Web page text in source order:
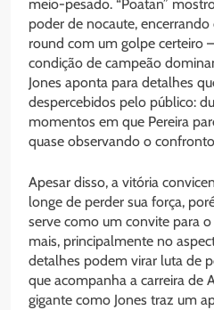
meio-pesado. “Poatan”
poder de nocaute,
round com um golpe certeiro
condição de campeão
Jones aponta para detalhes
despercebidos pelo público:
momentos em que Pereira
quase observando o
Apesar disso, a vitória
longe de perder sua força,
serve como um convite para
mais, principalmente no
detalhes podem virar luta de
que acompanha a carreira de
gigante como Jones traz um